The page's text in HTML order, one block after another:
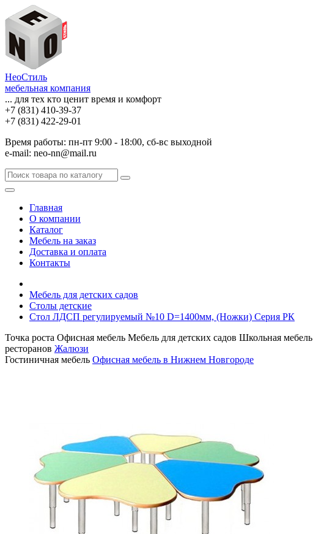
НеоСтиль
мебельная компания
... для тех кто ценит время и комфорт
+7 (831) 410-39-37
+7 (831) 422-29-01
Время работы: пн-пт 9:00 - 18:00, сб-вс выходной
e-mail: neo-nn@mail.ru
Главная
О компании
Каталог
Мебель на заказ
Доставка и оплата
Контакты
Мебель для детских садов
Столы детские
Стол ЛДСП регулируемый №10 D=1400мм, (Ножки) Серия РК
Точка роста Офисная мебель Мебель для детских садов Школьная мебель
ресторанов Жалюзи
Гостиничная мебель Офисная мебель в Нижнем Новгороде